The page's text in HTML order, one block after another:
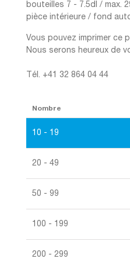
bouteilles 7 - 7.5dl / max.
pièce intérieure / fond
Vous pouvez imprimer ce
Nous serons heureux de
Tél. +41 32 864 04 44
Nombre
10 - 19
20 - 49
50 - 99
100 - 199
200 - 299